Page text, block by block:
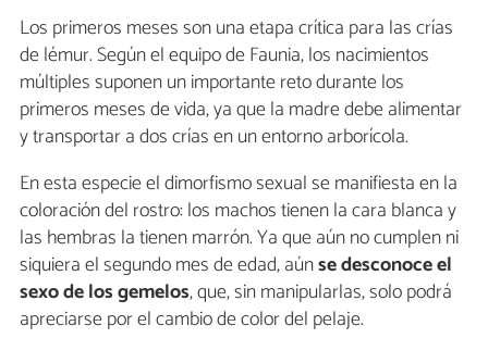
Los primeros meses son una etapa crítica para las crías
de lémur. Según el equipo de Faunia, los nacimientos
múltiples suponen un importante reto durante los
primeros meses de vida, ya que la madre debe alimentar
y transportar a dos crías en un entorno arborícola.
En esta especie el dimorfismo sexual se manifiesta en la
coloración del rostro: los machos tienen la cara blanca y
las hembras la tienen marrón. Ya que aún no cumplen ni
siquiera el segundo mes de edad, aúnse desconoce el
sexo de los gemelos, que, sin manipularlas, solo podrá
apreciarse por el cambio de color del pelaje.